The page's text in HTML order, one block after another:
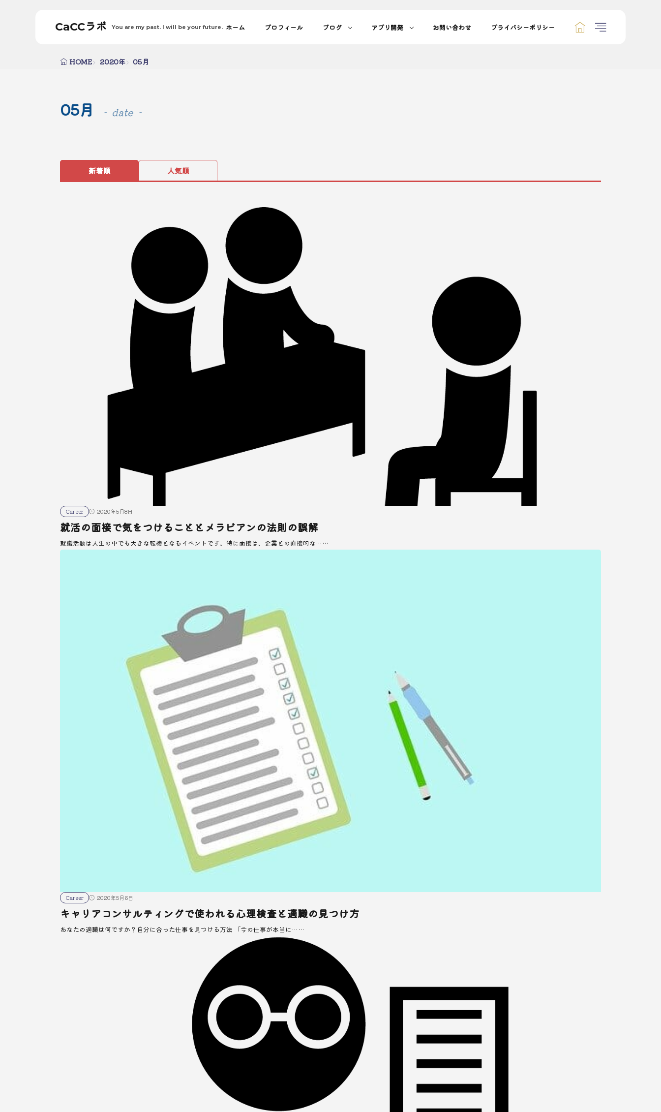
CaCCラボ You are my past. I will be your future. ホーム プロフィール ブログ アプリ開発 お問い合わせ プライバシーポリシー
HOME 2020年 05月
05月 date
新着順 人気順
Career 2020年5月8日
就活の面接で気をつけることとメラビアンの法則の誤解
就職活動は人生の中でも大きな転機となるイベントです。特に面接は、企業との直接的な……
Career 2020年5月6日
キャリアコンサルティングで使われる心理検査と適職の見つけ方
あなたの適職は何ですか？自分に合った仕事を見つける方法 「今の仕事が本当に……